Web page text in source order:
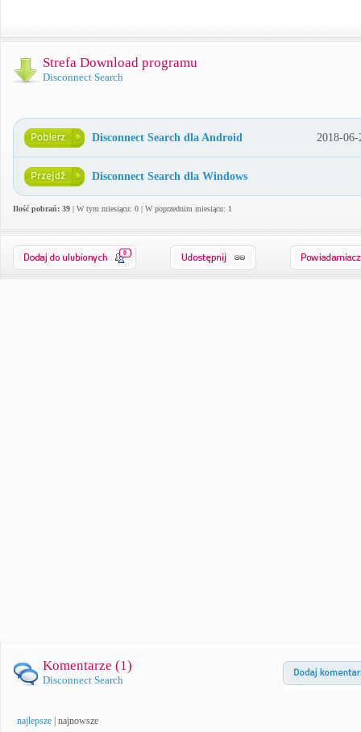
Strefa Download programu
Disconnect Search
Disconnect Search dla Android 2018-06-
Disconnect Search dla Windows
Ilość pobrań: 39 | W tym miesiącu: 0 | W poprzednim miesiącu: 1
0
Komentarze (1)
Disconnect Search
najlepsze najnowsze